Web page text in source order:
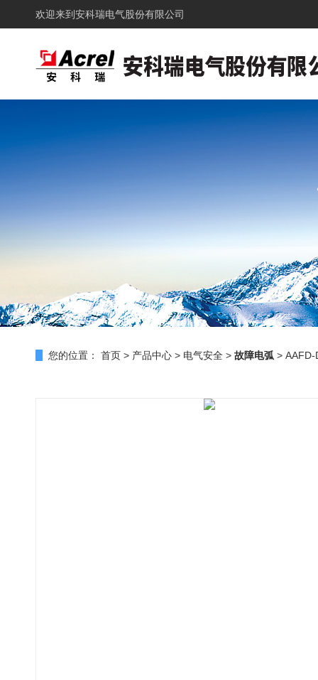
欢迎来到 安科瑞电气股份有限公司
您的位置： 首页 > 产品中心 > 电气安全 > 故障电弧 > AAFD-